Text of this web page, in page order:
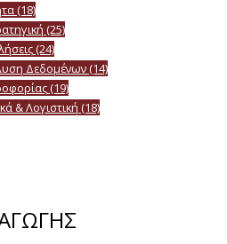
(18)
(25)
(24)
Δεδομένων (14)
(19)
& Λογιστική (18)